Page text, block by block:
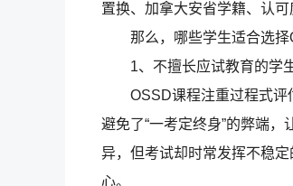
置换、加拿大安省学籍、认
那么，哪些学生适合选择
1、不擅长应试教育的学
OSSD课程注重过程式评估
避免了“一考定终身”的弊端
异，但考试却时常发挥不稳
心。